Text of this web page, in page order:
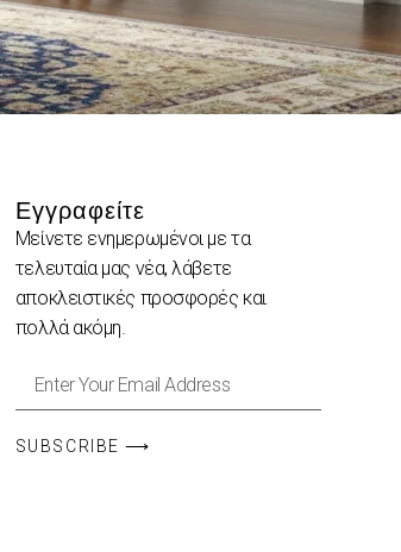
Εγγραφείτε
Μείνετε ενημερωμένοι με τα
τελευταία μας νέα, λάβετε
αποκλειστικές προσφορές και
πολλά ακόμη.
SUBSCRIBE ⟶